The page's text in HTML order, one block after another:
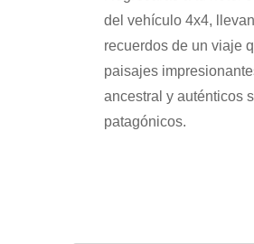
del vehículo 4x4,
recuerdos de un viaje
paisajes
ancestral y auténticos
patagónicos.